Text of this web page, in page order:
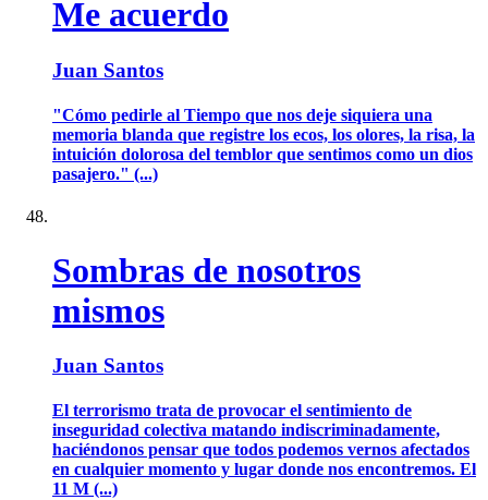
Me acuerdo
Juan Santos
"Cómo pedirle al Tiempo que nos deje siquiera una
memoria blanda que registre los ecos, los olores, la risa, la
intuición dolorosa del temblor que sentimos como un dios
pasajero." (...)
Sombras de nosotros
mismos
Juan Santos
El terrorismo trata de provocar el sentimiento de
inseguridad colectiva matando indiscriminadamente,
haciéndonos pensar que todos podemos vernos afectados
en cualquier momento y lugar donde nos encontremos. El
11 M (...)